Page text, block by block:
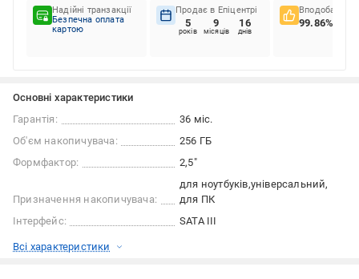
Надійні транзакції
Безпечна оплата
картою
Продає в Епіцентрі
5
років
9
місяців
16
днів
Вподобання
99.86%
Основні характеристики
Гарантія:
36 міс.
Об'єм накопичувача:
256 ГБ
Формфактор:
2,5"
Призначення накопичувача:
для ноутбуків універсальний
для ПК
Інтерфейс:
SATA III
Всі характеристики